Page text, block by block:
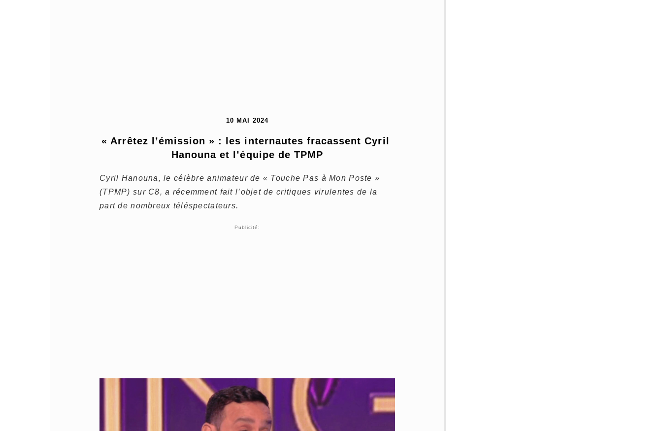
10 MAI 2024
« Arrêtez l’émission » : les internautes fracassent Cyril
Hanouna et l’équipe de TPMP
Cyril Hanouna, le célèbre animateur de « Touche Pas à Mon Poste »
(TPMP) sur C8, a récemment fait l’objet de critiques virulentes de la
part de nombreux téléspectateurs.
Publicité: